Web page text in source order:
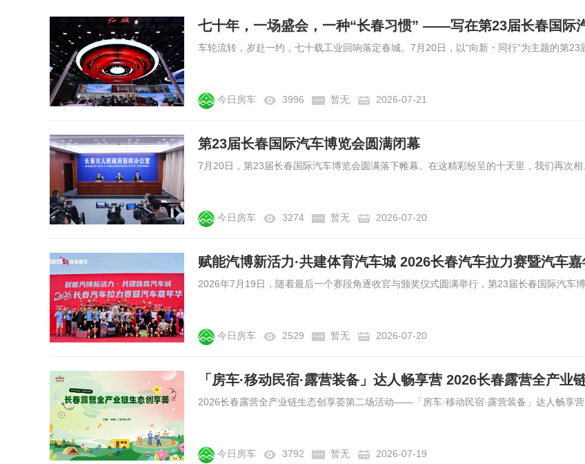
今日房车 3996 暂无 2026-07-21
第23届长春国际汽车博览会圆满闭幕
今日房车 3274 暂无 2026-07-20
今日房车 2529 暂无 2026-07-20
今日房车 3792 暂无 2026-07-19